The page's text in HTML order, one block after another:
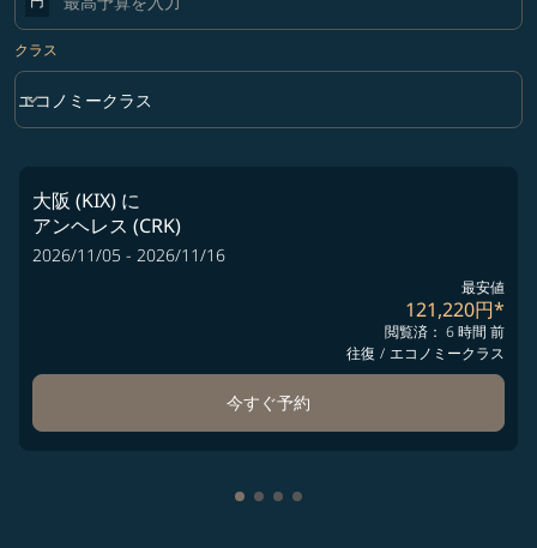
クラス
クラス option エコノミークラス Selected
エコノミークラス
keyboard_arrow_down
大阪 (KIX) に
アンヘレス (CRK)
2026/11/05 - 2026/11/16
最安値
121,220円*
閲覧済： 6 時間 前
往復 / エコノミークラス
今すぐ予約
Showing cmp-pagination-
Showing cmp-pagination-
Showing cmp-pagination-
Showing cmp-